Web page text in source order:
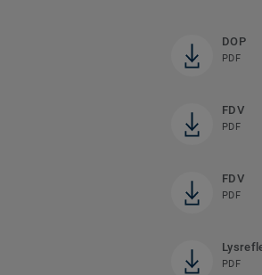
DOP
PDF
FDV
PDF
FDV
PDF
PDF